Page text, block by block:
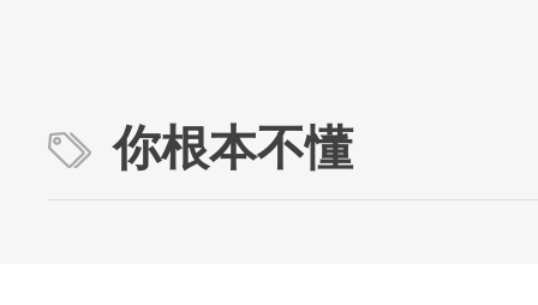
你根本不懂